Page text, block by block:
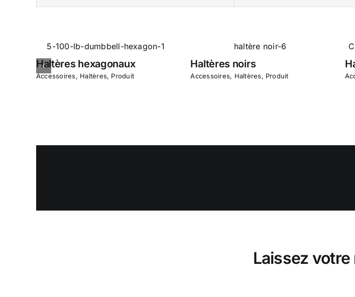
Haltères hexagonaux
Accessoires, Haltères, Produit
Haltères noirs
Accessoires, Haltères, Produit
Laissez